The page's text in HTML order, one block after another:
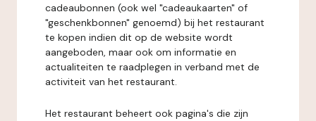
cadeaubonnen (ook wel "cadeaukaarten" of
"geschenkbonnen" genoemd) bij het restaurant
te kopen indien dit op de website wordt
aangeboden, maar ook om informatie en
actualiteiten te raadplegen in verband met de
activiteit van het restaurant.
Het restaurant beheert ook pagina's die zijn